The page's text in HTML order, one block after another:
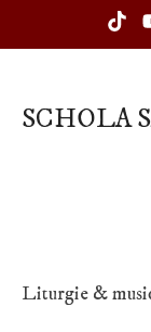
SCHOLA
Liturgie &